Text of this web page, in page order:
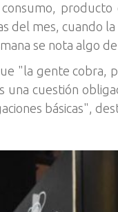
producto
del mes, cuando
se nota algo
"la gente cobra,
cuestión
básicas",